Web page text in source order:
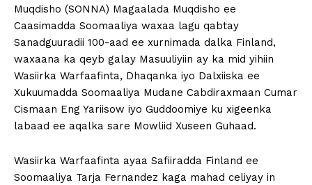
Muqdisho (SONNA) Magaalada Muqdisho ee
Caasimadda Soomaaliya waxaa lagu qabtay
Sanadguuradii 100-aad ee xurnimada dalka Finland,
waxaana ka qeyb galay Masuuliyiin ay ka mid yihiin
Wasiirka Warfaafinta, Dhaqanka iyo Dalxiiska ee
Xukuumadda Soomaaliya Mudane Cabdiraxmaan Cumar
Cismaan Eng Yariisow iyo Guddoomiye ku xigeenka
labaad ee aqalka sare Mowliid Xuseen Guhaad.
Wasiirka Warfaafinta ayaa Safiiradda Finland ee
Soomaaliya Tarja Fernandez kaga mahad celiyay in